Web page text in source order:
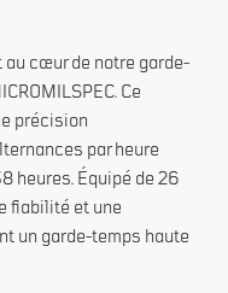
cœur de notre garde-
Ce
précision
par heure
heures. Équipé de 26
fiabilité et une
un garde-temps haute